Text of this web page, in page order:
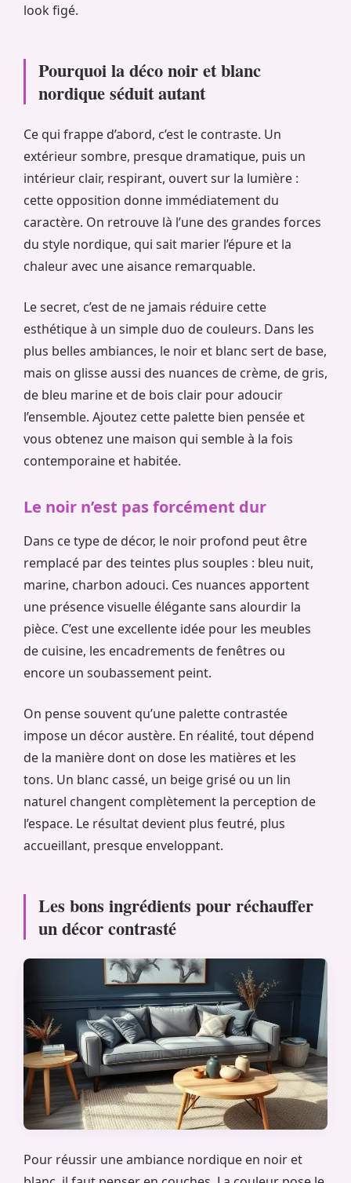
look figé.
Pourquoi la déco noir et blanc
nordique séduit autant
Ce qui frappe d’abord, c’est le contraste. Un
extérieur sombre, presque dramatique, puis un
intérieur clair, respirant, ouvert sur la lumière :
cette opposition donne immédiatement du
caractère. On retrouve là l’une des grandes forces
du style nordique, qui sait marier l’épure et la
chaleur avec une aisance remarquable.
Le secret, c’est de ne jamais réduire cette
esthétique à un simple duo de couleurs. Dans les
plus belles ambiances, le noir et blanc sert de base,
mais on glisse aussi des nuances de crème, de gris,
de bleu marine et de bois clair pour adoucir
l’ensemble. Ajoutez cette palette bien pensée et
vous obtenez une maison qui semble à la fois
contemporaine et habitée.
Le noir n’est pas forcément dur
Dans ce type de décor, le noir profond peut être
remplacé par des teintes plus souples : bleu nuit,
marine, charbon adouci. Ces nuances apportent
une présence visuelle élégante sans alourdir la
pièce. C’est une excellente idée pour les meubles
de cuisine, les encadrements de fenêtres ou
encore un soubassement peint.
On pense souvent qu’une palette contrastée
impose un décor austère. En réalité, tout dépend
de la manière dont on dose les matières et les
tons. Un blanc cassé, un beige grisé ou un lin
naturel changent complètement la perception de
l’espace. Le résultat devient plus feutré, plus
accueillant, presque enveloppant.
Les bons ingrédients pour réchauffer
un décor contrasté
Pour réussir une ambiance nordique en noir et